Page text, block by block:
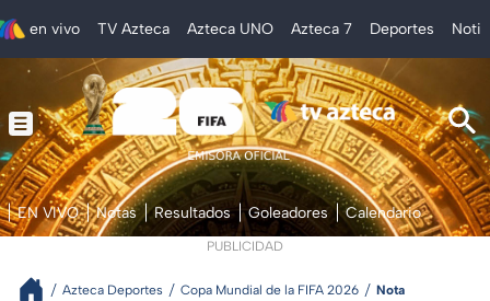
en vivo TV Azteca Azteca UNO Azteca 7 Deportes
EN VIVO Notas Resultados Goleadores Calendario
PUBLICIDAD
Azteca Deportes Copa Mundial de la FIFA 2026 Nota